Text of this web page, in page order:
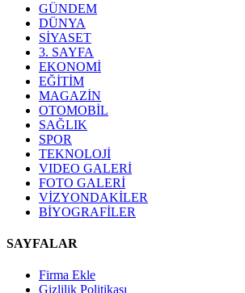
GÜNDEM
DÜNYA
SİYASET
3. SAYFA
EKONOMİ
EĞİTİM
MAGAZİN
OTOMOBİL
SAĞLIK
SPOR
TEKNOLOJİ
VIDEO GALERİ
FOTO GALERİ
VİZYONDAKİLER
BİYOGRAFİLER
SAYFALAR
Firma Ekle
Gizlilik Politikası